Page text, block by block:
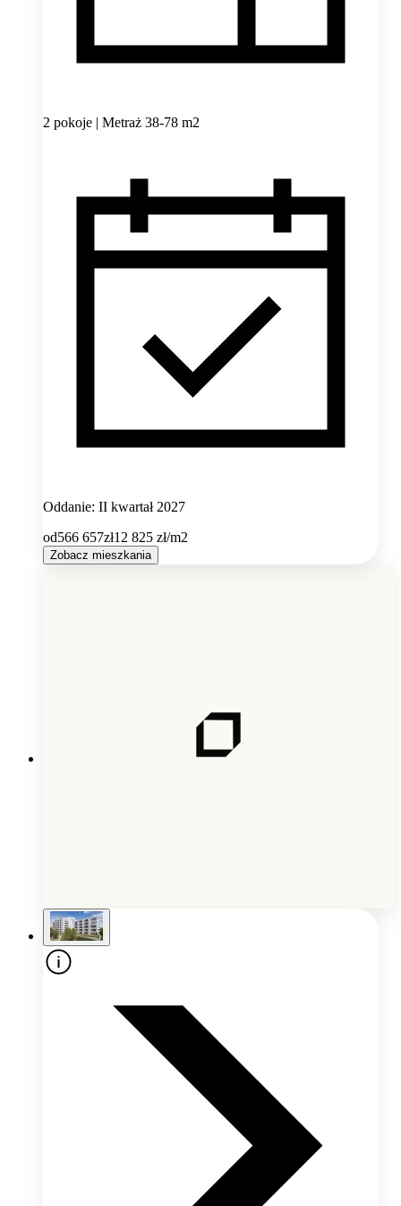
2 pokoje | Metraż 38-78 m2
Oddanie: II kwartał 2027
od566 657zł12 825 zł/m2
Zobacz mieszkania